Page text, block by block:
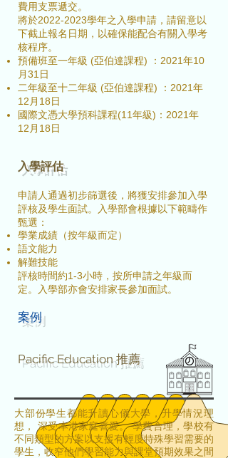
費用支票遞交。
將於2022-2023學年之入學申請，請留意以
下截止報名日期，以確保能配合有關入學考
核程序。
預備班至一年級 (亞伯達課程) ：2021年10
月31日
二年級至十二年級 (亞伯達課程) ：2021年
12月18日
國際文憑大學預科課程(11年級)：2021年
12月18日
入學評估
申請人通過初步篩選後，將獲安排參加入學
評核及學生面試。入學部會根據以下範疇作
甄選：
學業成績（按年級而定）
語文能力
解難技能
評核時間約1-3小時，按所申請之年級而
定。入學部亦會安排家長參加面試。
案例
Pacific Education 推薦
大部份學生都能升讀心儀大學，升學情況理
想， 深受本港家庭喜愛。 學費合理，學校有
不同類型的方案以支援有輕度特殊學習需要的
學生，收窄他們學習能力與課堂預期效果之間